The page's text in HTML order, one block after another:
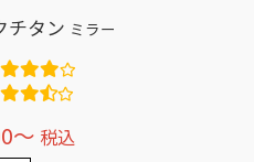
チタン ミラー
〜 税込